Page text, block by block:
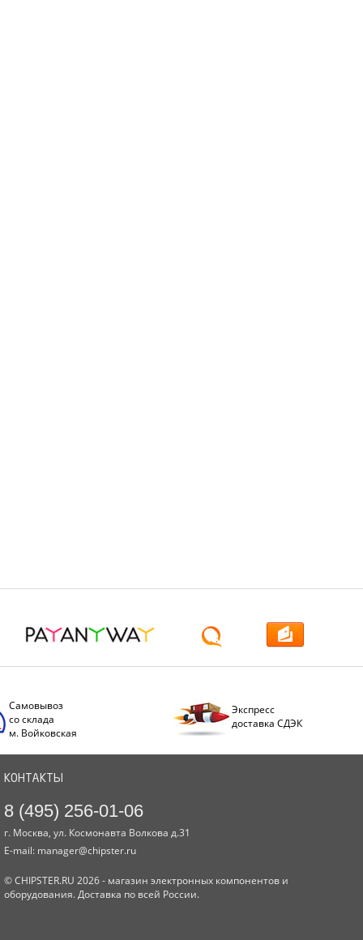
Самовывоз
со склада
м. Войковская
Экспресс
доставка СДЭК
КОНТАКТЫ
8 (495) 256-01-06
г. Москва, ул. Космонавта Волкова д.31
E-mail: manager@chipster.ru
© CHIPSTER.RU 2026 - магазин электронных компонентов и
оборудования. Доставка по всей России.